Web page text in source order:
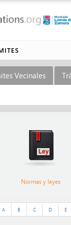
Vecinales
Normas y leyes
A B C D E